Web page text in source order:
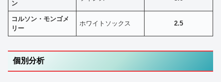
ン
コルソン・モンゴメ
リー
ホワイトソックス 2.5
個別分析